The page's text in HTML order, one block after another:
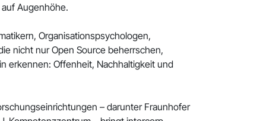
Augenhöhe.
Organisationspsychologen,
nicht nur Open Source beherrschen,
erkennen: Offenheit, Nachhaltigkeit und
– darunter Fraunhofer